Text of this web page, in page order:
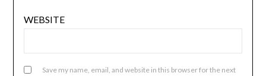
WEBSITE
Save my name, email, and website in this browser for the next